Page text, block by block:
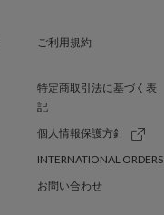
ご利用規約
特定商取引法に基づく表
記
個人情報保護方針
INTERNATIONAL ORDERS
お問い合わせ